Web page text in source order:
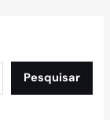
Pesquisar